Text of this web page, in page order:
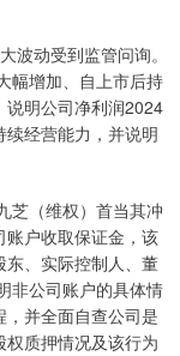
动受到监管问询。
幅增加、自上市后持
说明公司净利润2024
经营能力，并说明
（维权）首当其冲
户收取保证金，该
东、实际控制人、董
非公司账户的具体情
并全面自查公司是
质押情况及该行为